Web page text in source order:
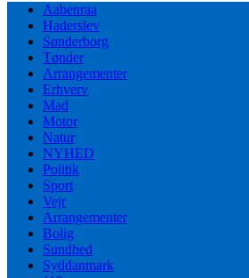
Aabenraa
Haderslev
Sønderborg
Tønder
Arrangementer
Erhverv
Mad
Motor
Natur
NYHED
Politik
Sport
Vejr
Arrangementer
Bolig
Sundhed
Syddanmark